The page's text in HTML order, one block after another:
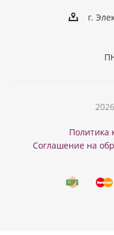
г.
Политика
Соглашение на